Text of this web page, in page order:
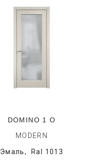
DOMINO 1 O
MODERN
Эмаль, Ral 1013